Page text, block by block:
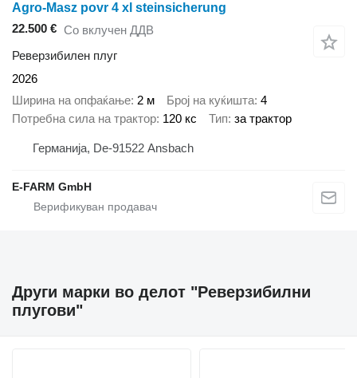
Agro-Masz povr 4 xl steinsicherung
22.500 € Со вклучен ДДВ
Реверзибилен плуг
2026
Ширина на опфаќање 2 м Број на куќишта 4
Потребна сила на трактор 120 кс Тип за трактор
Германија, De-91522 Ansbach
E-FARM GmbH
Други марки во делот "Реверзибилни
плугови"